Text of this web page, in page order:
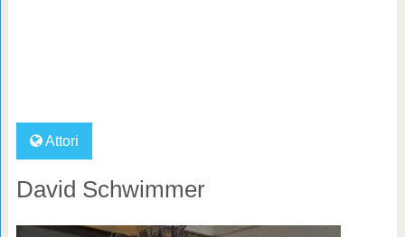
Attori
David Schwimmer